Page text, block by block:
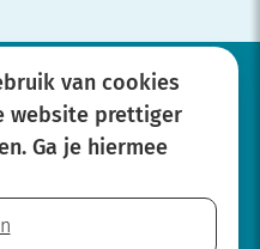
bij
van cookies
website prettiger
Ga je hiermee